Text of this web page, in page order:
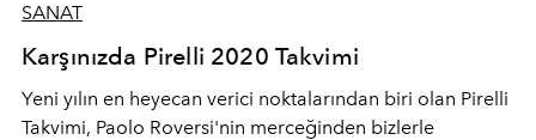
SANAT
Karşınızda Pirelli 2020 Takvimi
Yeni yılın en heyecan verici noktalarından biri olan Pirelli
Takvimi, Paolo Roversi'nin merceğinden bizlerle